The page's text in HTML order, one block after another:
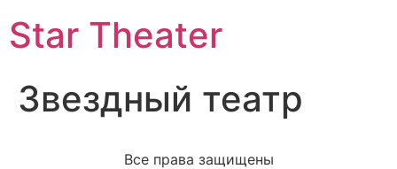
Star Theater
Звездный театр
Все права защищены